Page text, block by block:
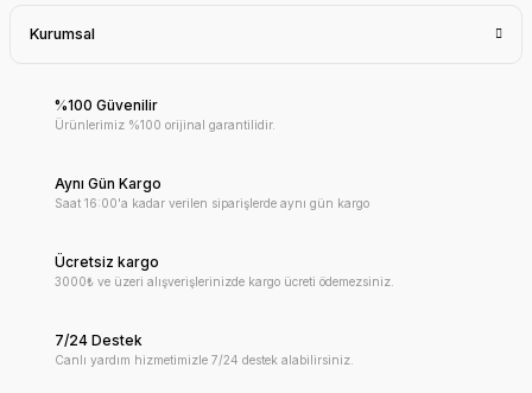
Kurumsal
%100 Güvenilir
Ürünlerimiz %100 orijinal garantilidir.
Aynı Gün Kargo
Saat 16:00'a kadar verilen siparişlerde aynı gün kargo
Ücretsiz kargo
3000₺ ve üzeri alışverişlerinizde kargo ücreti ödemezsiniz.
7/24 Destek
Canlı yardım hizmetimizle 7/24 destek alabilirsiniz.